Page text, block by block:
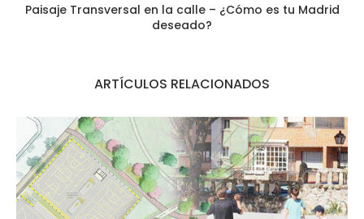
Paisaje Transversal en la calle – ¿Cómo es tu Madrid
deseado?
ARTÍCULOS RELACIONADOS